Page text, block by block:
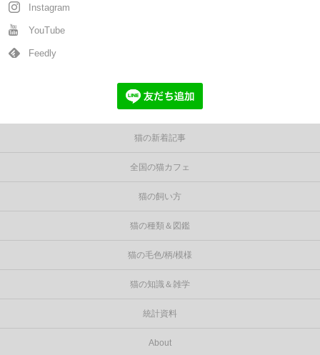
Instagram
YouTube
Feedly
猫の新着記事
全国の猫カフェ
猫の飼い方
猫の種類＆図鑑
猫の毛色/柄/模様
猫の知識＆雑学
統計資料
About